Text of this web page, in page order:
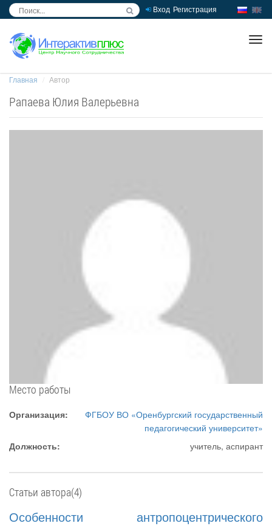
Вход Регистрация
Главная Автор
Рапаева Юлия Валерьевна
Место работы
Организация:
ФГБОУ ВО «Оренбургский государственный
педагогический университет»
Должность:
учитель, аспирант
Статьи автора(4)
Особенности антропоцентрического